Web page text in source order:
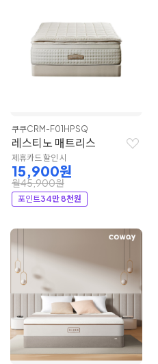
쿠쿠CRM-F01HPSQ
레스티노 매트리스
제휴카드 할인 시
15,900원
월45,900원
포인트34만 8천원